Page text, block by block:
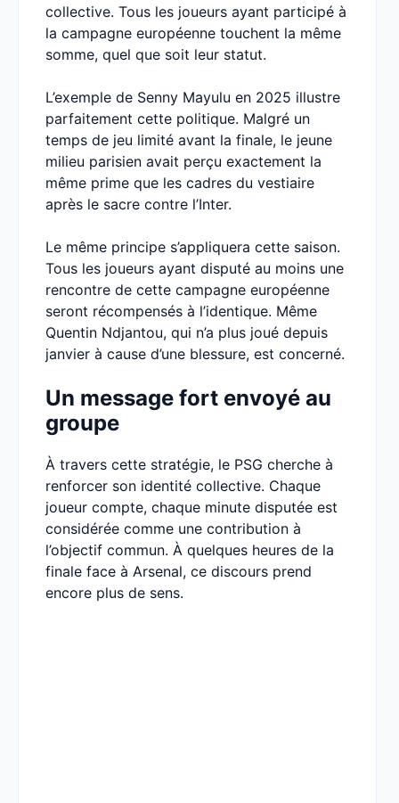
collective. Tous les joueurs ayant participé à
la campagne européenne touchent la même
somme, quel que soit leur statut.
L’exemple de Senny Mayulu en 2025 illustre
parfaitement cette politique. Malgré un
temps de jeu limité avant la finale, le jeune
milieu parisien avait perçu exactement la
même prime que les cadres du vestiaire
après le sacre contre l’Inter.
Le même principe s’appliquera cette saison.
Tous les joueurs ayant disputé au moins une
rencontre de cette campagne européenne
seront récompensés à l’identique. Même
Quentin Ndjantou, qui n’a plus joué depuis
janvier à cause d’une blessure, est concerné.
Un message fort envoyé au
groupe
À travers cette stratégie, le PSG cherche à
renforcer son identité collective. Chaque
joueur compte, chaque minute disputée est
considérée comme une contribution à
l’objectif commun. À quelques heures de la
finale face à Arsenal, ce discours prend
encore plus de sens.